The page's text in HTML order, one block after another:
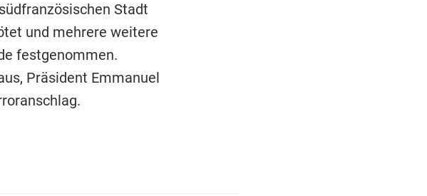
Stadt
und mehrere weitere
festgenommen.
Präsident Emmanuel